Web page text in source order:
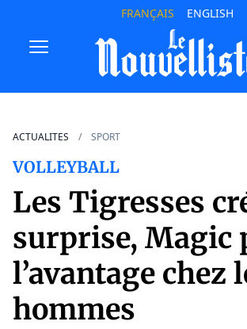
FRANÇAIS ENGLISH
ACTUALITES SPORT
VOLLEYBALL
Les Tigresses
surprise, Magic
l’avantage chez
hommes